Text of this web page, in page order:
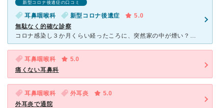
新型コロナ後遺症の口コミ
耳鼻咽喉科 新型コロナ後遺症
5.0
無駄なく的確な診察
コロナ感染し３か月くらい経ったころに、突然家の中が煙い？と家中の火の元を確認しても原因がわからず、これはもしかして自分の鼻がおかしいのでは？と思い、テレビでコロナの後遺症でニオイがどうのとやっているの
耳鼻咽喉科
5.0
痛くない耳鼻科
耳鼻咽喉科 外耳炎
5.0
外耳炎で通院